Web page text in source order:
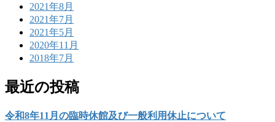
2021年8月
2021年7月
2021年5月
2020年11月
2018年7月
最近の投稿
令和8年11月の臨時休館及び一般利用休止について